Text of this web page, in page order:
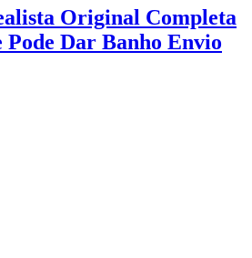
Original Completa
Dar Banho Envio